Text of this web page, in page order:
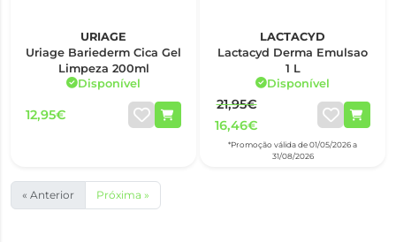
URIAGE
Uriage Bariederm Cica Gel
Limpeza 200ml
Disponível
12,95€
*Promoção válida de 01/05/2026 a
31/08/2026
LACTACYD
Lactacyd Derma Emulsao
1 L
Disponível
21,95€
16,46€
« Anterior Próxima »